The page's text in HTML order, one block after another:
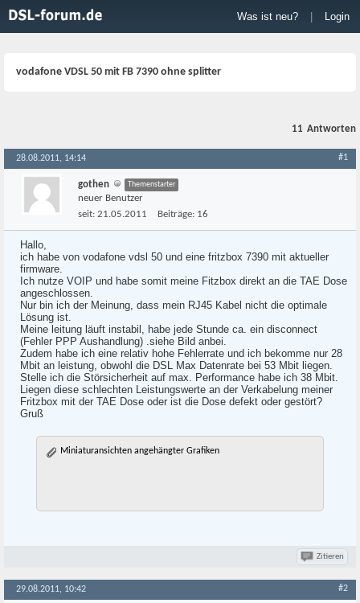
Was ist neu? Login
vodafone VDSL 50 mit FB 7390 ohne splitter
11 Antworten
28.08.2011, 14:14 #1
gothen Themenstarter
neuer Benutzer
seit: 21.05.2011 Beiträge: 16
Hallo,
ich habe von vodafone vdsl 50 und eine fritzbox 7390 mit aktueller
firmware.
Ich nutze VOIP und habe somit meine Fitzbox direkt an die TAE Dose
angeschlossen.
Nur bin ich der Meinung, dass mein RJ45 Kabel nicht die optimale
Lösung ist.
Meine leitung läuft instabil, habe jede Stunde ca. ein disconnect
(Fehler PPP Aushandlung) .siehe Bild anbei.
Zudem habe ich eine relativ hohe Fehlerrate und ich bekomme nur 28
Mbit an leistung, obwohl die DSL Max Datenrate bei 53 Mbit liegen.
Stelle ich die Störsicherheit auf max. Performance habe ich 38 Mbit.
Liegen diese schlechten Leistungswerte an der Verkabelung meiner
Fritzbox mit der TAE Dose oder ist die Dose defekt oder gestört?
Gruß
Miniaturansichten angehängter Grafiken
Zitieren
29.08.2011, 10:42 #2